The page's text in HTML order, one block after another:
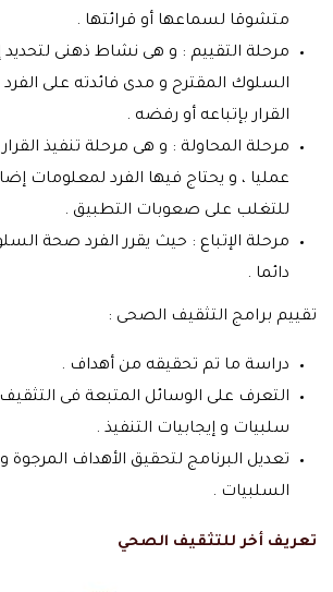
متشوقا لسماعها أو قرائتها .
مرحلة التقييم : و هى نشاط ذهنى لتحديد
السلوك المقترح و مدى فائدته على الفرد
القرار بإتباعه أو رفضه .
مرحلة المحاولة : و هى مرحلة تنفيذ
عمليا ، و يحتاج فيها الفرد لمعلومات
للتغلب على صعوبات التطبيق .
مرحلة الإتباع : حيث يقرر الفرد صحة
دائما .
تقييم برامج التثقيف الصحى :
دراسة ما تم تحقيقه من أهداف .
التعرف على الوسائل المتبعة فى
سلبيات و إيجابيات التنفيذ .
تعديل البرنامج لتحقيق الأهداف المرجوة
السلبيات .
تعريف أخر للتثقيف الصحي